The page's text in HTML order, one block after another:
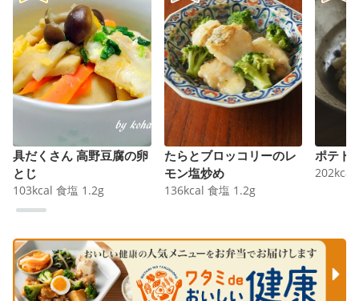
具だくさん 高野豆腐の卵
とじ
103kcal 食塩 1.2g
たらとブロッコリーのレ
モン塩炒め
136kcal 食塩 1.2g
ポテト
202kcal